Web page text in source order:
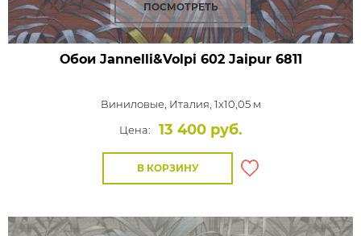
ПОСМОТРЕТЬ
Обои Jannelli&Volpi 602 Jaipur6811
Виниловые, Италия, 1x10,05 м
Цена:
13 400 руб.
В КОРЗИНУ